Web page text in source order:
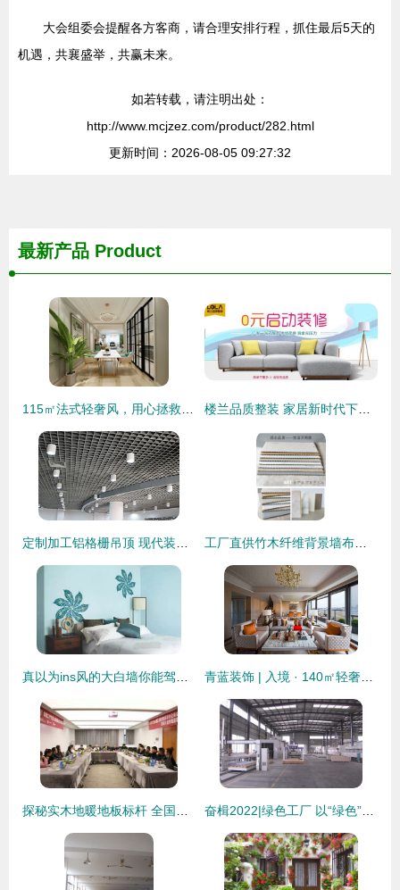
大会组委会提醒各方客商，请合理安排行程，抓住最后5天的
机遇，共襄盛举，共赢未来。
如若转载，请注明出处：
http://www.mcjzez.com/product/282.html
更新时间：2026-08-05 09:27:32
最新产品 Product